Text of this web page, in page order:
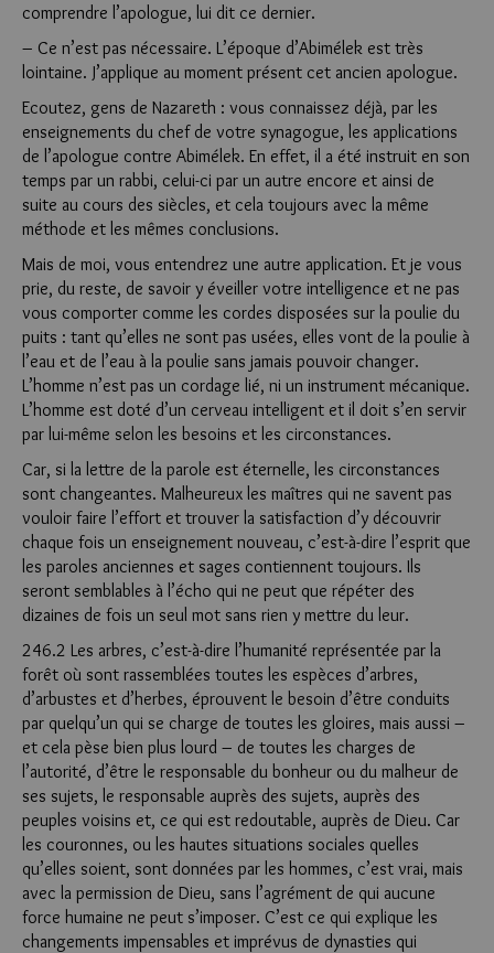
comprendre l’apologue, lui dit ce dernier.
– Ce n’est pas nécessaire. L’époque d’Abimélek est très
lointaine. J’applique au moment présent cet ancien apologue.
Ecoutez, gens de Nazareth : vous connaissez déjà, par les
enseignements du chef de votre synagogue, les applications
de l’apologue contre Abimélek. En effet, il a été instruit en son
temps par un rabbi, celui-ci par un autre encore et ainsi de
suite au cours des siècles, et cela toujours avec la même
méthode et les mêmes conclusions.
Mais de moi, vous entendrez une autre application. Et je vous
prie, du reste, de savoir y éveiller votre intelligence et ne pas
vous comporter comme les cordes disposées sur la poulie du
puits : tant qu’elles ne sont pas usées, elles vont de la poulie à
l’eau et de l’eau à la poulie sans jamais pouvoir changer.
L’homme n’est pas un cordage lié, ni un instrument mécanique.
L’homme est doté d’un cerveau intelligent et il doit s’en servir
par lui-même selon les besoins et les circonstances.
Car, si la lettre de la parole est éternelle, les circonstances
sont changeantes. Malheureux les maîtres qui ne savent pas
vouloir faire l’effort et trouver la satisfaction d’y découvrir
chaque fois un enseignement nouveau, c’est-à-dire l’esprit que
les pa­roles anciennes et sages contiennent toujours. Ils
seront semblables à l’écho qui ne peut que répéter des
dizaines de fois un seul mot sans rien y mettre du leur.
246.2 Les arbres, c’est-à-dire l’humanité représentée par la
forêt où sont rassemblées toutes les espèces d’arbres,
d’arbustes et d’herbes, éprouvent le besoin d’être conduits
par quelqu’un qui se charge de toutes les gloires, mais aussi –
et cela pèse bien plus lourd – de toutes les charges de
l’autorité, d’être le responsable du bonheur ou du malheur de
ses sujets, le responsable auprès des sujets, auprès des
peuples voisins et, ce qui est redoutable, auprès de Dieu. Car
les couronnes, ou les hautes situations sociales quelles
qu’elles soient, sont données par les hommes, c’est vrai, mais
avec la permission de Dieu, sans l’agrément de qui aucune
force humaine ne peut s’imposer. C’est ce qui explique les
changements impensables et imprévus de dynasties qui